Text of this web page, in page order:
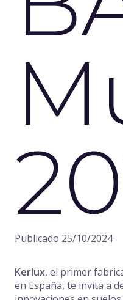
Publicado 25/10/2024
Kerlux, el primer
en España, te invita a